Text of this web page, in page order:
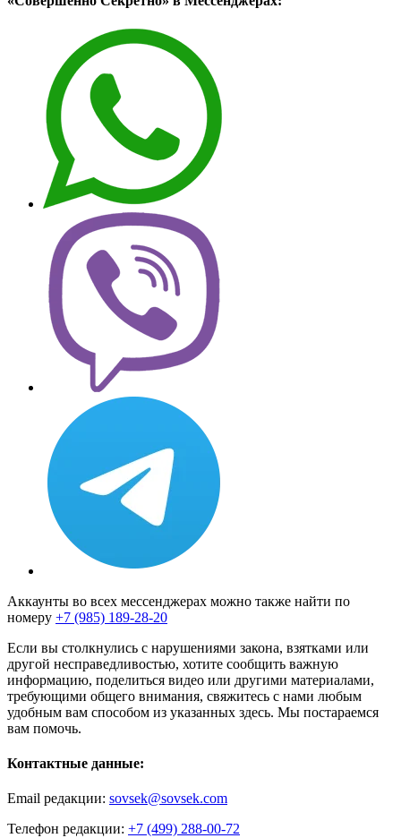
Аккаунты во всех мессенджерах можно также найти по
номеру +7 (985) 189-28-20
Если вы столкнулись с нарушениями закона, взятками или
другой несправедливостью, хотите сообщить важную
информацию, поделиться видео или другими материалами,
требующими общего внимания, свяжитесь с нами любым
удобным вам способом из указанных здесь. Мы постараемся
вам помочь.
Контактные данные:
Email редакции: sovsek@sovsek.com
Телефон редакции: +7 (499) 288-00-72